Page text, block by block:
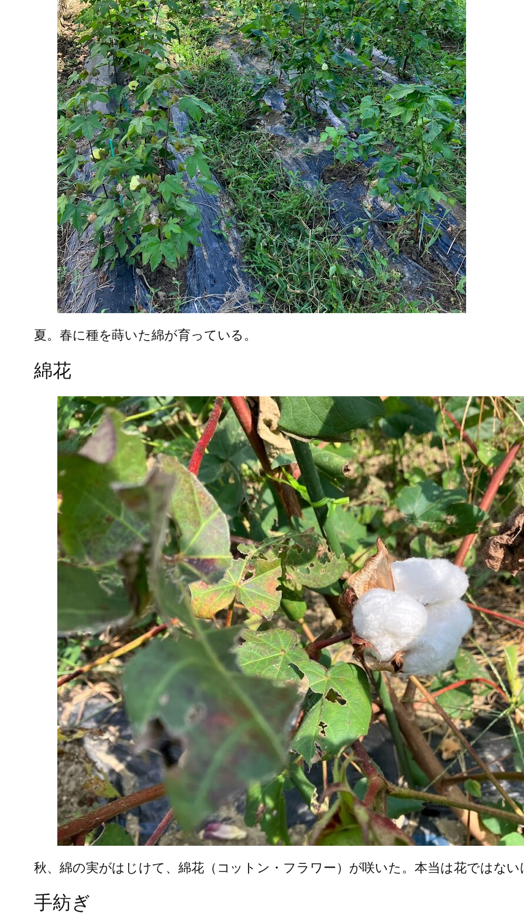
夏。春に種を蒔いた綿が育っている。
綿花
秋、綿の実がはじけて、綿花（コットン・フラワー）が咲いた。本当は花ではな
手紡ぎ